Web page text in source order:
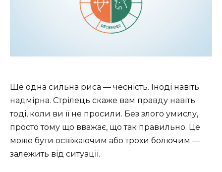
Ще одна сильна риса — чесність. Іноді навіть
надмірна. Стрілець скаже вам правду навіть
тоді, коли ви її не просили. Без злого умислу,
просто тому що вважає, що так правильно. Це
може бути освіжаючим або трохи болючим —
залежить від ситуації.